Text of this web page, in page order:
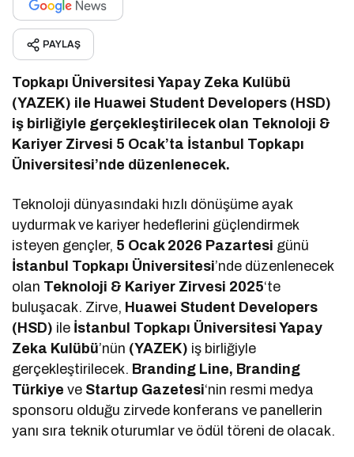
PAYLAŞ
Topkapı Üniversitesi Yapay Zeka Kulübü
(YAZEK) ile Huawei Student Developers (HSD)
iş birliğiyle gerçekleştirilecek olan Teknoloji &
Kariyer Zirvesi 5 Ocak’ta İstanbul Topkapı
Üniversitesi’nde düzenlenecek.
Teknoloji dünyasındaki hızlı dönüşüme ayak
uydurmak ve kariyer hedeflerini güçlendirmek
isteyen gençler, 5 Ocak 2026 Pazartesi günü
İstanbul Topkapı Üniversitesi’nde düzenlenecek
olan Teknoloji & Kariyer Zirvesi 2025‘te
buluşacak. Zirve, Huawei Student Developers
(HSD) ile İstanbul Topkapı Üniversitesi Yapay
Zeka Kulübü’nün (YAZEK) iş birliğiyle
gerçekleştirilecek. Branding Line, Branding
Türkiye ve Startup Gazetesi‘nin resmi medya
sponsoru olduğu zirvede konferans ve panellerin
yanı sıra teknik oturumlar ve ödül töreni de olacak.